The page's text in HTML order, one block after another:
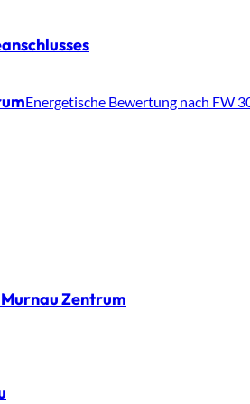
Energetische Bewertung nach FW
Zentrum